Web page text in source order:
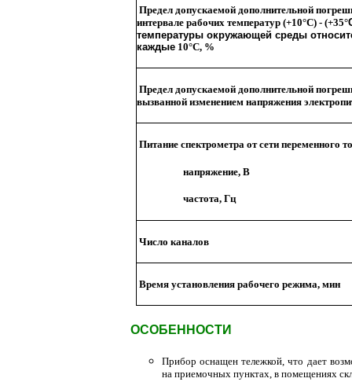
Предел допускаемой дополнительной
интервале рабочих температур (+10°C) - (+35°
температуры окружающей среды
каждые 10°C, %
Предел допускаемой дополнительной
вызванной изменением напряжения
Питание спектрометра от сети переменного
напряжение, В
частота, Гц
Число каналов
Время установления рабочего режима, мин
ОСОБЕННОСТИ
Прибор оснащен тележкой, что дает
на приемочных пунктах, в помещениях